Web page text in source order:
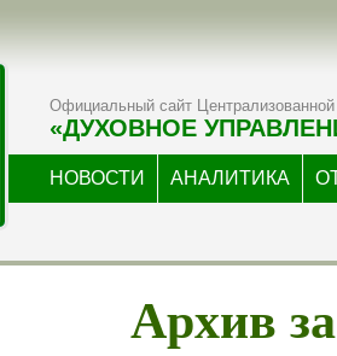
Официальный сайт Централизованной
«ДУХОВНОЕ
НОВОСТИ АНАЛИТИКА
Архив